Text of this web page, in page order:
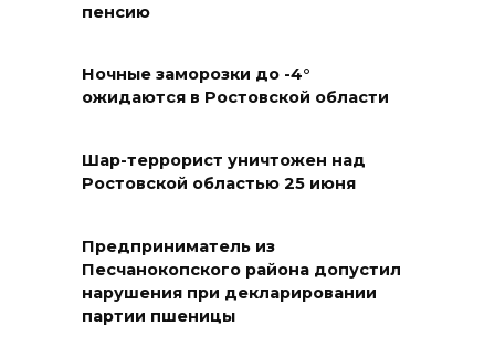
В Ростовской области
техногенных пожаров и 30
возгораний растительности
предупреждение из-за
высокого риска пожаров
08 августа 2026 09:32
пенсию
Ночные заморозки до -4°
ожидаются в Ростовской области
Шар-террорист уничтожен над
Ростовской областью 25 июня
Предприниматель из
Песчанокопского района допустил
нарушения при декларировании
партии пшеницы